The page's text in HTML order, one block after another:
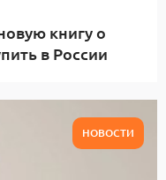
книгу о
в России
НОВОСТИ